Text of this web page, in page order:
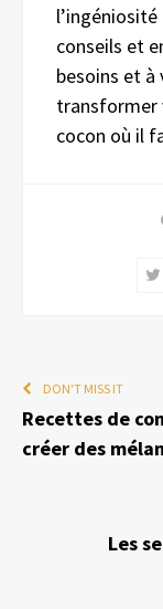
conseils et
besoins et à
transformer
cocon où il
DON'T MISS IT
Recettes de
créer des
Les